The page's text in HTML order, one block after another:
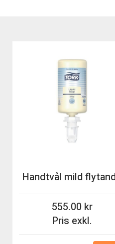
Pris exkl.
555.00